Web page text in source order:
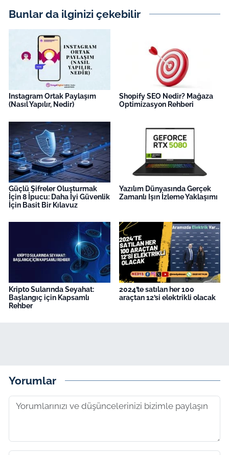
Bunlar da ilginizi çekebilir
Instagram Ortak Paylaşım
(Nasıl Yapılır, Nedir)
Shopify SEO Nedir? Mağaza
Optimizasyon Rehberi
Güçlü Şifreler Oluşturmak
İçin 8 İpucu: Daha İyi Güvenlik
İçin Basit Bir Kılavuz
Yazılım Dünyasında Gerçek
Zamanlı Işın İzleme Yaklaşımı
Kripto Sularında Seyahat:
Başlangıç için Kapsamlı
Rehber
2024’te satılan her 100
araçtan 12’si elektrikli olacak
Yorumlar